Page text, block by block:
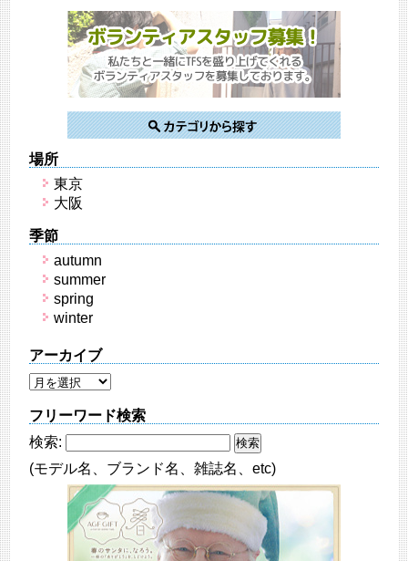
場所
東京
大阪
季節
autumn
summer
spring
winter
アーカイブ
フリーワード検索
検索:
(モデル名、ブランド名、雑誌名、etc)